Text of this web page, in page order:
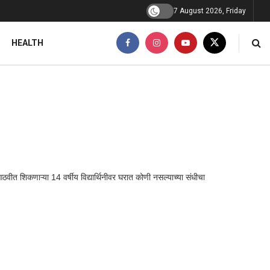
7 August 2026, Friday
HEALTH
शिकणाऱ्या 14 वर्षीय विद्यार्थिनीवर घरात कोणी नसल्याच्या संधीचा